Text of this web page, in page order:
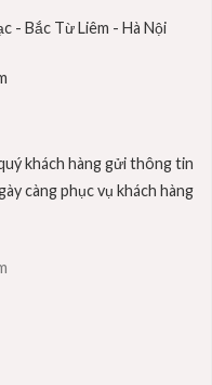
- Bắc Từ Liêm - Hà Nội
khách hàng gửi thông tin
càng phục vụ khách hàng